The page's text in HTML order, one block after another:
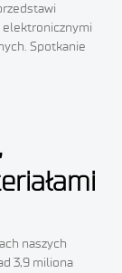
elektronicznymi
Spotkanie
naszych
3,9 miliona